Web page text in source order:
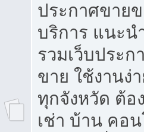
ประกาศขาย
บริการ แนะน
รวมเว็บประก
ขาย ใช้งานง่
ทุกจังหวัด ต้อ
เช่า บ้าน คอ